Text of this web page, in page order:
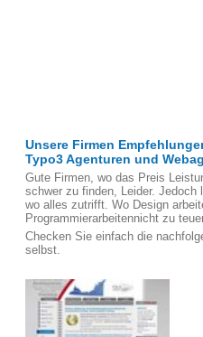
Unsere Firmen
Typo3 Agenturen und
Gute Firmen, wo das Preis
schwer zu finden, Leider. Jedoch
wo alles zutrifft. Wo Design
Programmierarbeitennicht zu
Checken Sie einfach die
selbst.